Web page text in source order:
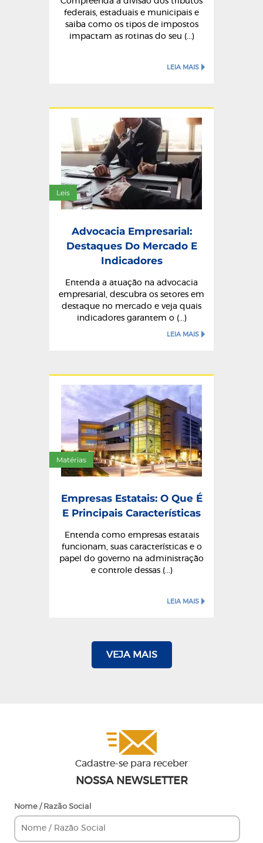
federais, estaduais e municipais e
saiba como os tipos de impostos
impactam as rotinas do seu (...)
LEIA MAIS
Leis
Advocacia Empresarial:
Destaques Do Mercado E
Indicadores
Entenda a atuação na advocacia
empresarial, descubra os setores em
destaque no mercado e veja quais
indicadores garantem o (...)
LEIA MAIS
Matérias
Empresas Estatais: O Que É
E Principais Características
Entenda como empresas estatais
funcionam, suas características e o
papel do governo na administração
e controle dessas (...)
LEIA MAIS
VEJA MAIS
Cadastre-se para receber
NOSSA NEWSLETTER
Nome / Razão Social